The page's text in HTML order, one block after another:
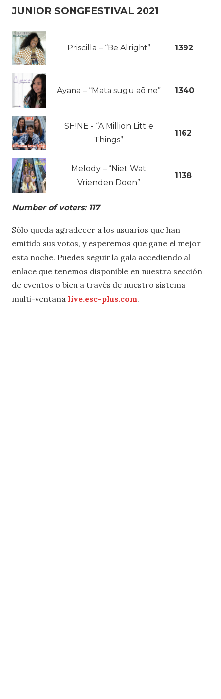
JUNIOR SONGFESTIVAL 2021
Priscilla – “Be Alright” 1392
Ayana – “Mata sugu aō ne” 1340
SH!NE - “A Million Little
Things”
1162
Melody – “Niet Wat
Vrienden Doen”
1138
Number of voters: 117
Sólo queda agradecer a los usuarios que han
emitido sus votos, y esperemos que gane el mejor
esta noche. Puedes seguir la gala accediendo al
enlace que tenemos disponible en nuestra sección
de eventos o bien a través de nuestro sistema
multi-ventana live.esc-plus.com.